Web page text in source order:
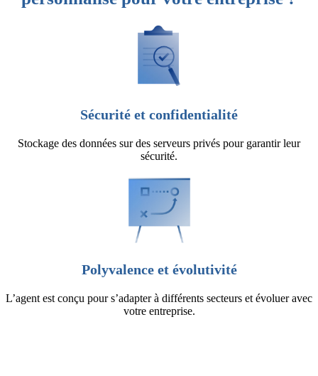
Sécurité et confidentialité
Stockage des données sur des serveurs privés pour garantir leur
sécurité.
Polyvalence et évolutivité
L’agent est conçu pour s’adapter à différents secteurs et évoluer avec
votre entreprise.